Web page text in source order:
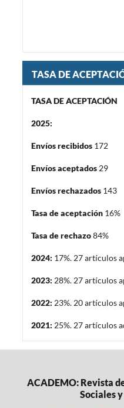
TASA DE
TASA DE ACEPTACIÓN
2025:
Envíos recibidos172
Envíos aceptados29
Envíos rechazados143
Tasa de aceptación16%
Tasa de rechazo84%
2024: 17%. 27 artículos
2023: 28%. 27 artículos
2022: 23%. 20 artículos
2021: 25%. 27 artículos
ACADEMO: Revista
Sociales